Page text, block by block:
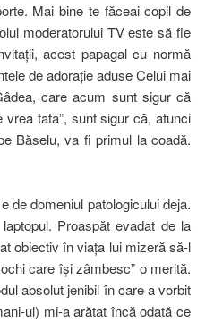
Mai bine te făceai copil de
moderatorului TV este să fie
acest papagal cu normă
de adoraţie aduse Celui mai
care acum sunt sigur că
tata”, sunt sigur că, atunci
Băselu, va fi primul la coadă.
de domeniul patologicului deja.
Proaspăt evadat de la
obiectiv în viaţa lui mizeră să-l
care îşi zâmbesc” o merită.
absolut jenibil în care a vorbit
ul) mi-a arătat încă odată ce